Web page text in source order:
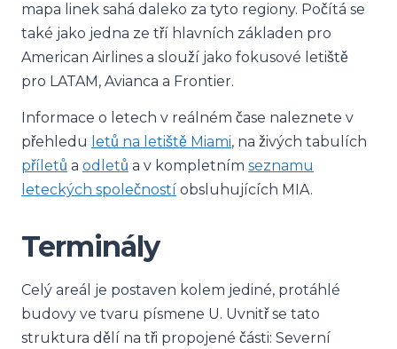
mapa linek sahá daleko za tyto regiony. Počítá se
také jako jedna ze tří hlavních základen pro
American Airlines a slouží jako fokusové letiště
pro LATAM, Avianca a Frontier.
Informace o letech v reálném čase naleznete v
přehledu letů na letiště Miami, na živých tabulích
příletů a odletů a v kompletním seznamu
leteckých společností obsluhujících MIA.
Terminály
Celý areál je postaven kolem jediné, protáhlé
budovy ve tvaru písmene U. Uvnitř se tato
struktura dělí na tři propojené části: Severní